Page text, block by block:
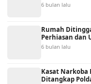
6 bulan lalu
Rumah
Perhiasan dan
6 bulan lalu
Kasat Narkoba
Ditangkap